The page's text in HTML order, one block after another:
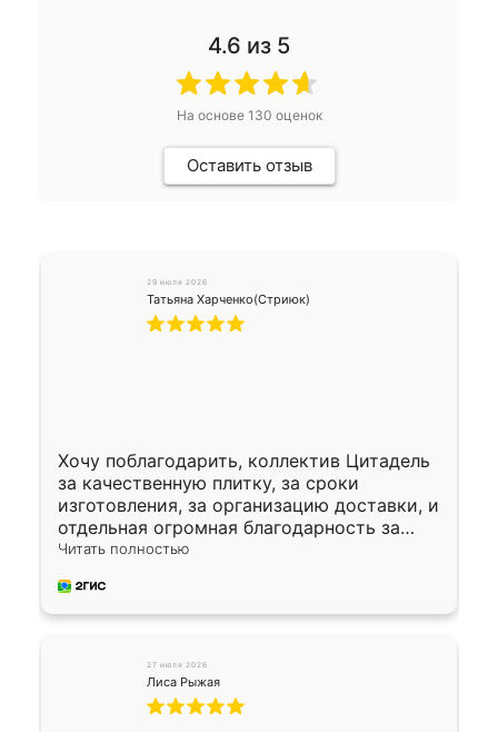
4.6 из 5
На основе 130 оценок
Оставить отзыв
29 июля 2026
Татьяна Харченко(Стриюк)
Хочу поблагодарить, коллектив Цитадель
за качественную плитку, за сроки
изготовления, за организацию доставки, и
отдельная огромная благодарность за
укладку плитки Оганесу, за два дня 70 кв,
Читать полностью
27 июля 2026
Лиса Рыжая